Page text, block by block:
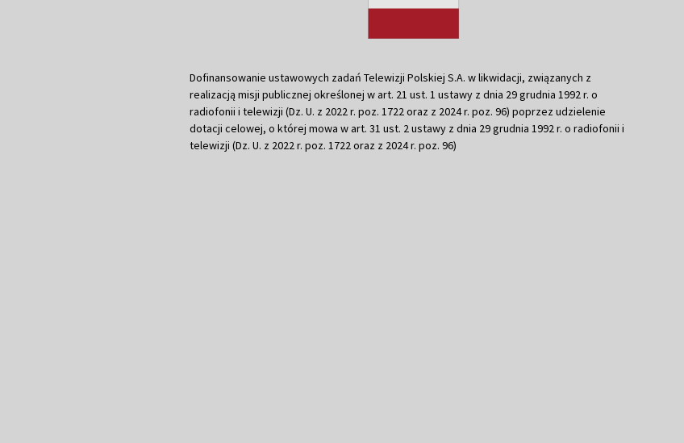
Dofinansowanie ustawowych zadań Telewizji Polskiej S.A. w likwidacji, związanych z
realizacją misji publicznej określonej w art. 21 ust. 1 ustawy z dnia 29 grudnia 1992 r. o
radiofonii i telewizji (Dz. U. z 2022 r. poz. 1722 oraz z 2024 r. poz. 96) poprzez udzielenie
dotacji celowej, o której mowa w art. 31 ust. 2 ustawy z dnia 29 grudnia 1992 r. o radiofonii i
telewizji (Dz. U. z 2022 r. poz. 1722 oraz z 2024 r. poz. 96)